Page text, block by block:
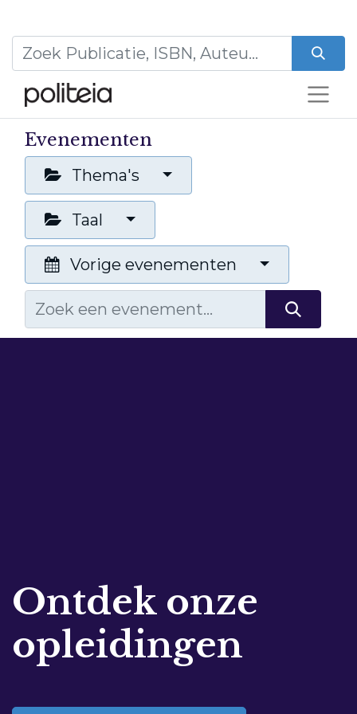
Evenementen
Thema's
Taal
Vorige evenementen
Ontdek onze
opleidingen